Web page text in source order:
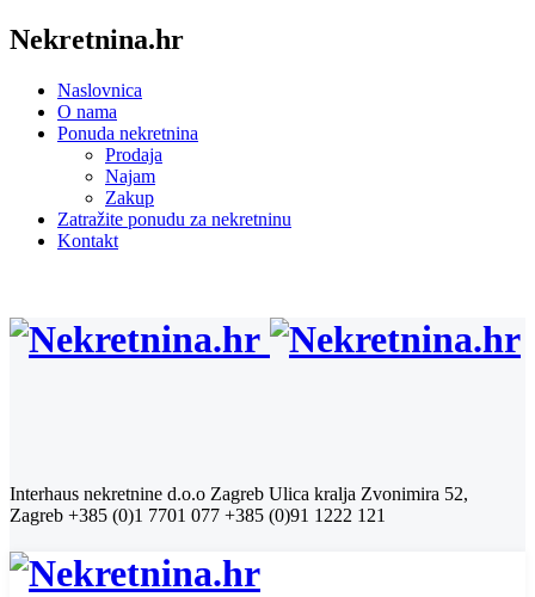
Nekretnina.hr
Naslovnica
O nama
Ponuda nekretnina
Prodaja
Najam
Zakup
Zatražite ponudu za nekretninu
Kontakt
Interhaus nekretnine d.o.o Zagreb Ulica kralja Zvonimira 52,
Zagreb +385 (0)1 7701 077 +385 (0)91 1222 121